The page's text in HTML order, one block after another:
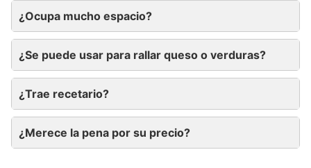
¿Ocupa mucho espacio?
¿Se puede usar para rallar queso o verduras?
¿Trae recetario?
¿Merece la pena por su precio?